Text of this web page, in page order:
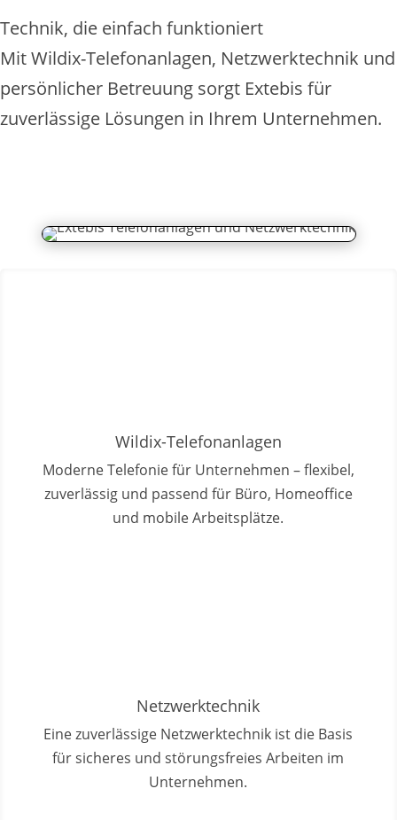
Technik, die einfach funktioniert
Mit Wildix-Telefonanlagen, Netzwerktechnik und
persönlicher Betreuung sorgt Extebis für
zuverlässige Lösungen in Ihrem Unternehmen.
Wildix-Telefonanlagen
Moderne Telefonie für Unternehmen – flexibel,
zuverlässig und passend für Büro, Homeoffice
und mobile Arbeitsplätze.
Netzwerktechnik
Eine zuverlässige Netzwerktechnik ist die Basis
für sicheres und störungsfreies Arbeiten im
Unternehmen.